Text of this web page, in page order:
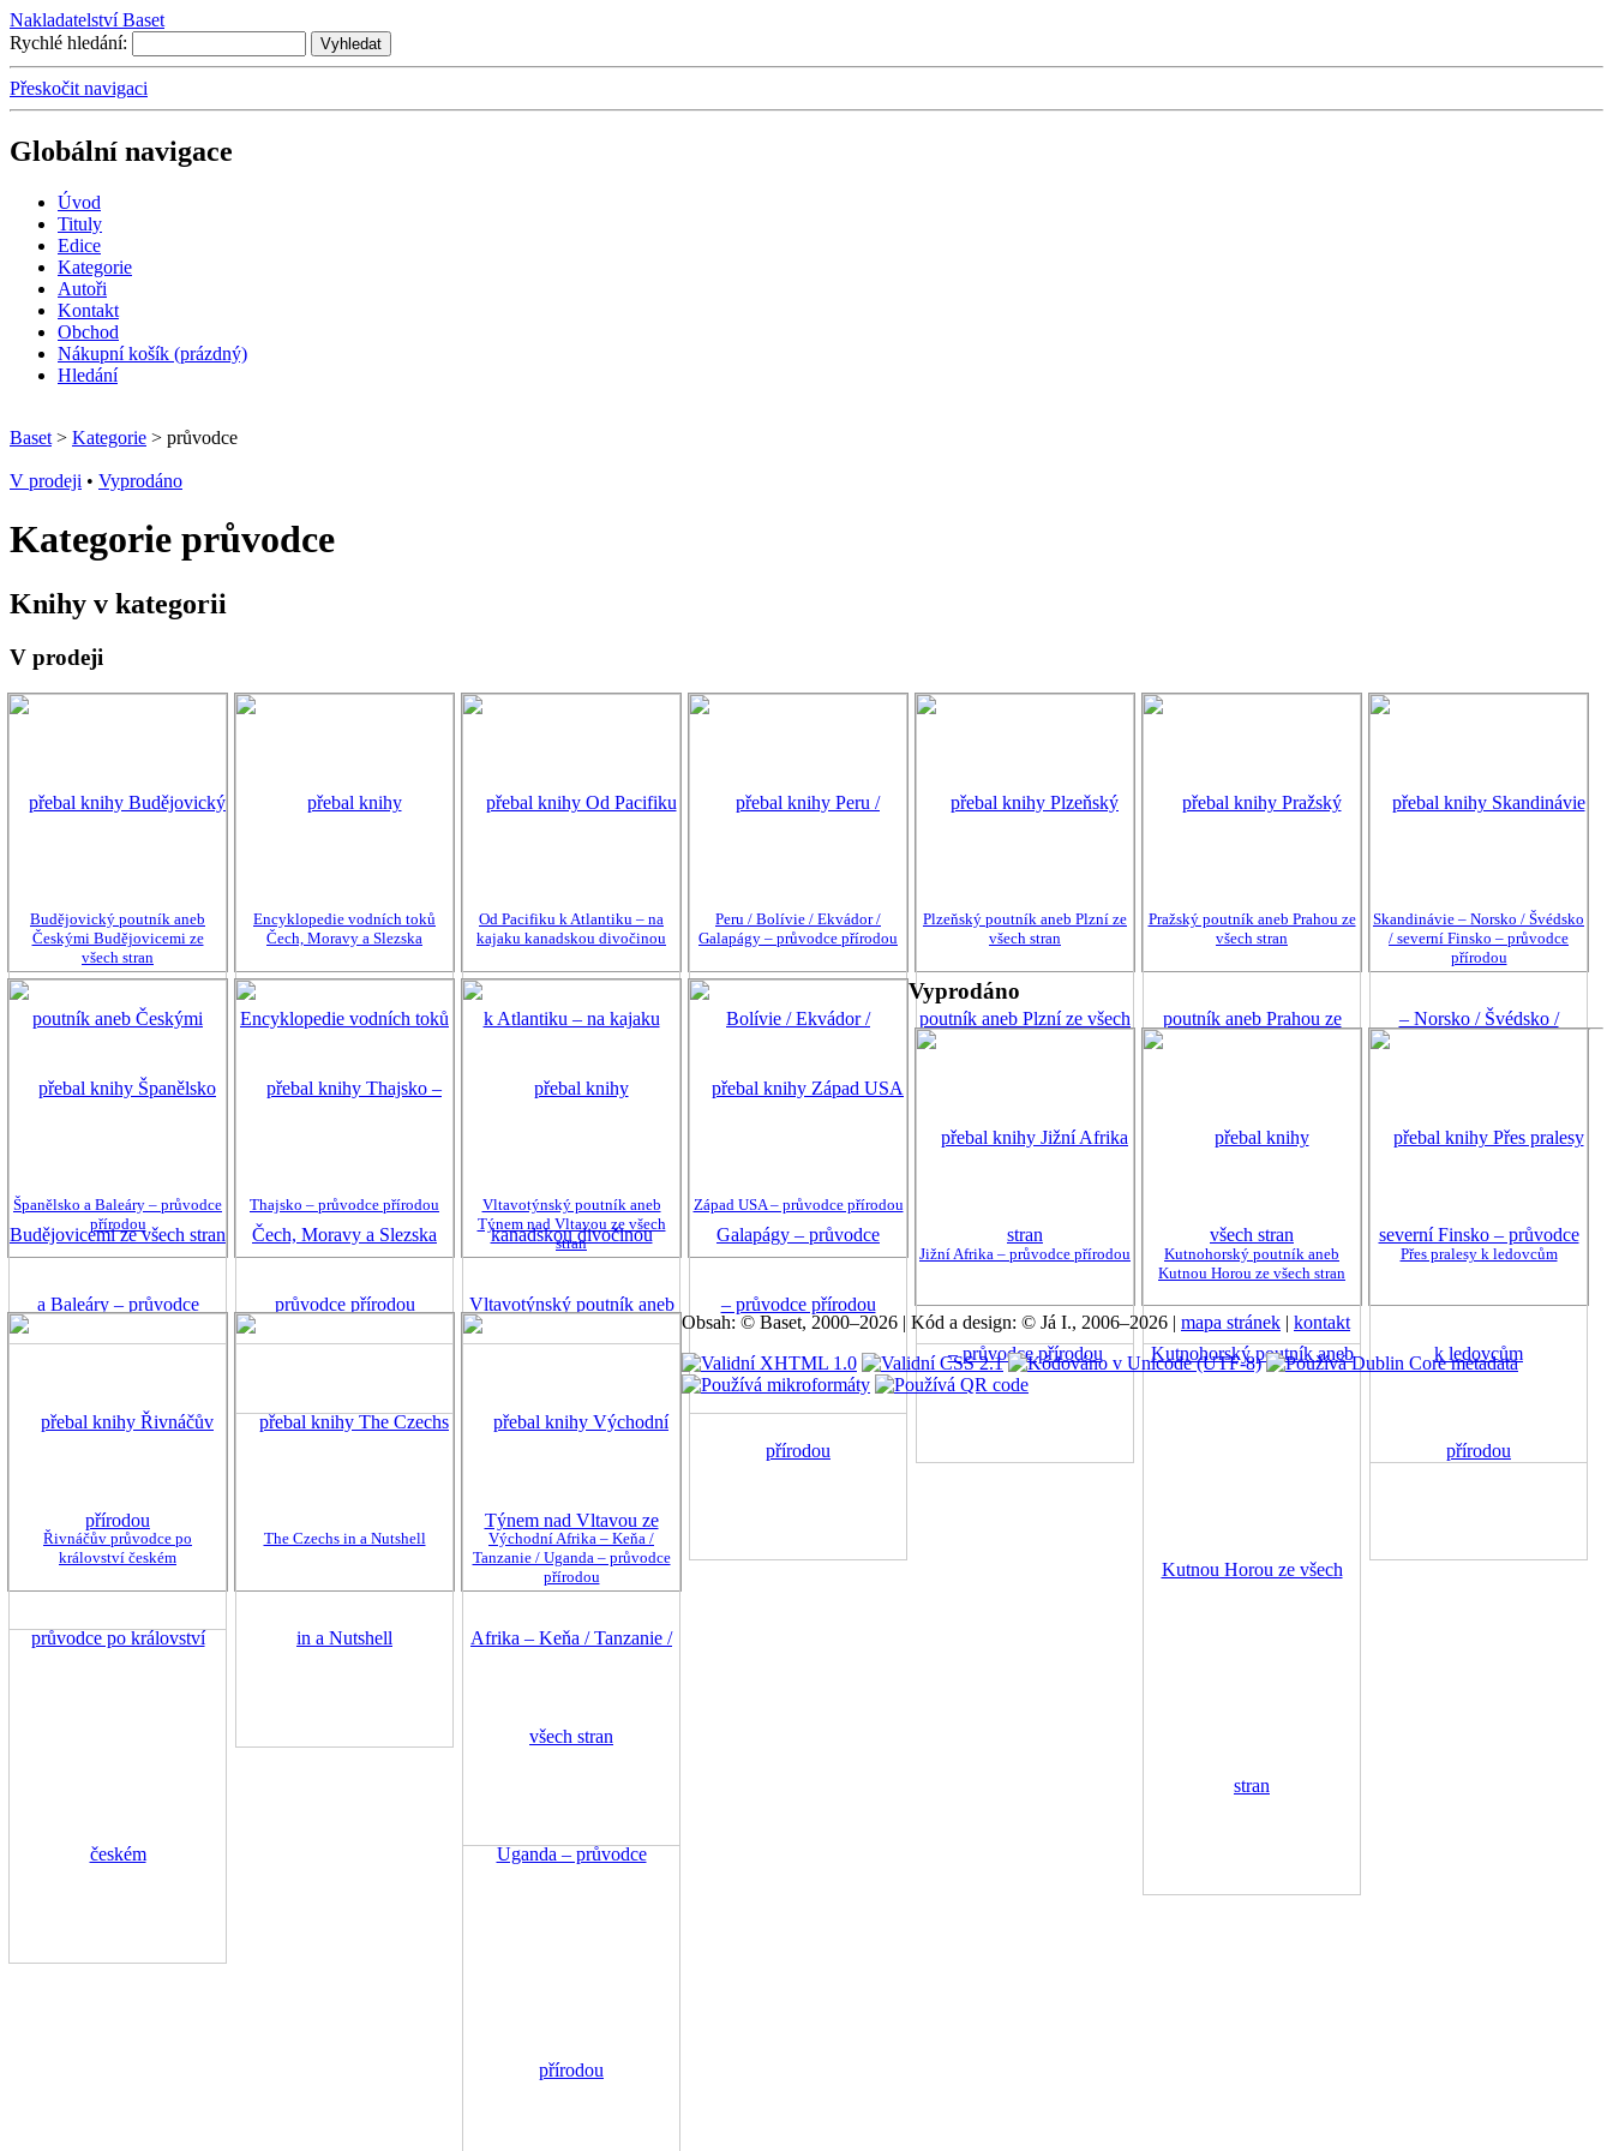
Nakladatelství Baset
Rychlé hledání:
Přeskočit navigaci
Globální navigace
Úvod
Tituly
Edice
Kategorie
Autoři
Kontakt
Obchod
Nákupní košík (prázdný)
Hledání
Baset > Kategorie > průvodce
V prodeji • Vyprodáno
Kategorie průvodce
Knihy v kategorii
V prodeji
Budějovický poutník aneb
Českými Budějovicemi ze
všech stran
Encyklopedie vodních toků
Čech, Moravy a Slezska
Od Pacifiku k Atlantiku – na
kajaku kanadskou divočinou
Peru / Bolívie / Ekvádor /
Galapágy – průvodce přírodou
Plzeňský poutník aneb Plzní ze
všech stran
Pražský poutník aneb Prahou ze
všech stran
Skandinávie – Norsko / Švédsko
/ severní Finsko – průvodce
přírodou
Španělsko a Baleáry – průvodce
přírodou
Thajsko – průvodce přírodou
Vltavotýnský poutník aneb
Týnem nad Vltavou ze všech
stran
Západ USA – průvodce přírodou
Vyprodáno
Jižní Afrika – průvodce přírodou
Kutnohorský poutník aneb
Kutnou Horou ze všech stran
Přes pralesy k ledovcům
Řivnáčův průvodce po
království českém
The Czechs in a Nutshell
Východní Afrika – Keňa /
Tanzanie / Uganda – průvodce
přírodou
Obsah: © Baset, 2000–2026 | Kód a design: © Já I., 2006–2026 | mapa stránek | kontakt